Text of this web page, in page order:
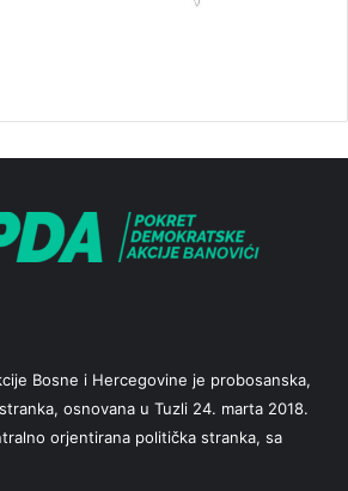
Bosne i Hercegovine je probosanska,
osnovana u Tuzli 24. marta 2018.
orjentirana politička stranka, sa